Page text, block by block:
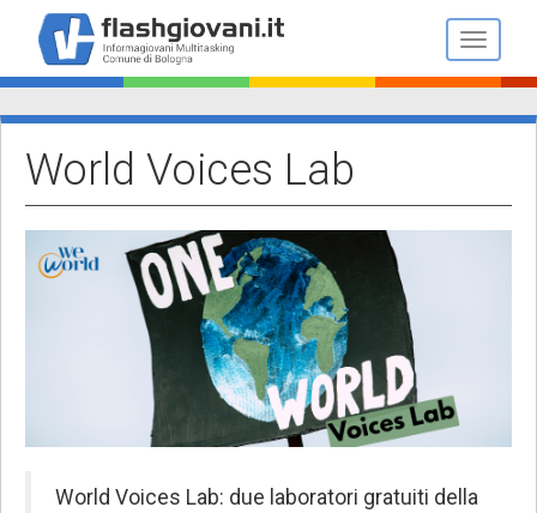
contenuto
principale
Toggle
World Voices Lab
World Voices Lab: due laboratori gratuiti della